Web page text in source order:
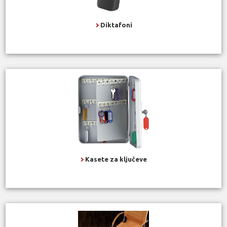
Diktafoni
Kasete za ključeve